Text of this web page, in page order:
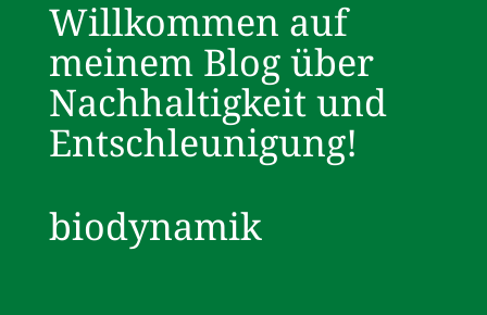
Willkommen auf
meinem Blog über
Nachhaltigkeit und
Entschleunigung!
biodynamik